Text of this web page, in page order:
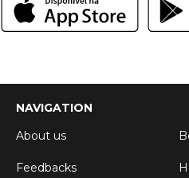
NAVIGATION
About us
Feedbacks